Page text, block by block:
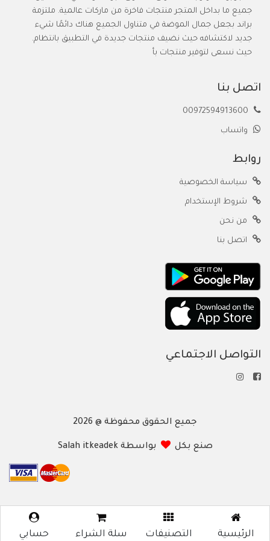
الرئيسية التصنيفات سلة الشراء حسابي
جميع ما بداخل المتجر منتجات فاخرة من ماركات عالمية. ملتزمة
براند بجعل جمال الموضة في متناول الجميع هناك دائمًا شيء
جديد لاكتشافه حيث نضيف منتجات جديدة في التطبيق بانتظام.
حيث نسعى لتوفير منتجات بأ
اتصل بنا
واتساب
روابط
سياسة الخصوصية
شروط الإستخدام
من نحن
اتصل بنا
التواصل الاجتماعي
جميع الحقوق محفوظة @ 2026
صنع بكل بواسطة Salah itkeadek